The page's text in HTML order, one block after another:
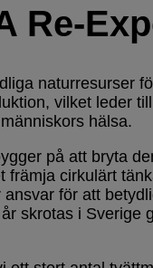
Re-
naturresurser
vilket leder
hälsa.
på att bryta
främja cirkulärt
för att
skrotas i Sverige